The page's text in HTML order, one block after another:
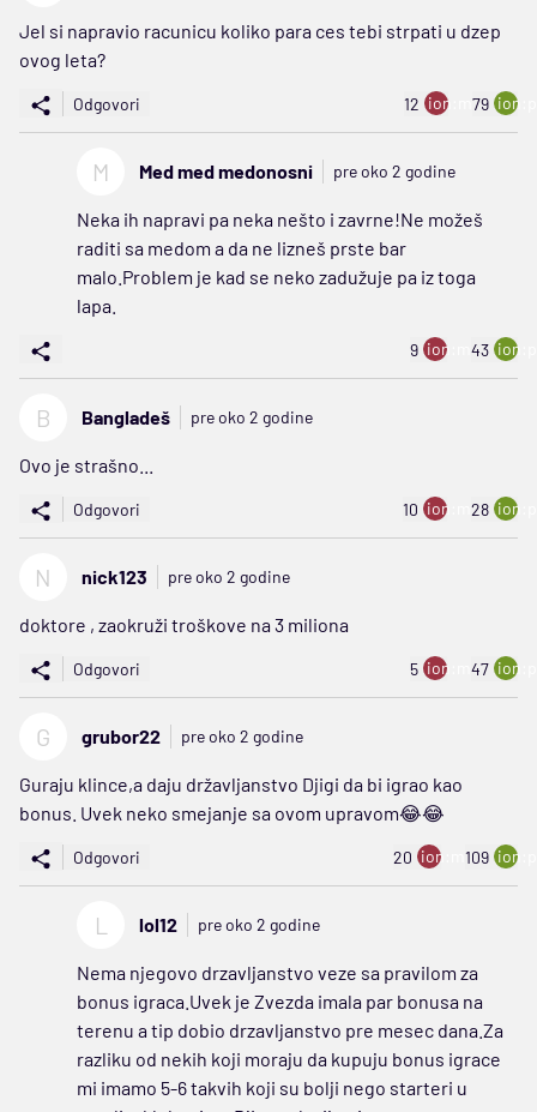
Jel si napravio racunicu koliko para ces tebi strpati u dzep
ovog leta?
Odgovori 12 ion:minus
79
M Med med medonosni pre oko 2 godine
Neka ih napravi pa neka nešto i zavrne!Ne možeš
raditi sa medom a da ne lizneš prste bar
malo.Problem je kad se neko zadužuje pa iz toga
lapa.
9 ion:minus
43
B Bangladeš pre oko 2 godine
Ovo je strašno...
Odgovori 10 ion:minus
28
N nick123 pre oko 2 godine
doktore , zaokruži troškove na 3 miliona
Odgovori 5 ion:minus
47
G grubor22 pre oko 2 godine
Guraju klince,a daju državljanstvo Djigi da bi igrao kao
bonus. Uvek neko smejanje sa ovom upravom😂😂
Odgovori 20 ion:minus
109
L lol12 pre oko 2 godine
Nema njegovo drzavljanstvo veze sa pravilom za
bonus igraca.Uvek je Zvezda imala par bonusa na
terenu a tip dobio drzavljanstvo pre mesec dana.Za
razliku od nekih koji moraju da kupuju bonus igrace
mi imamo 5-6 takvih koji su bolji nego starteri u